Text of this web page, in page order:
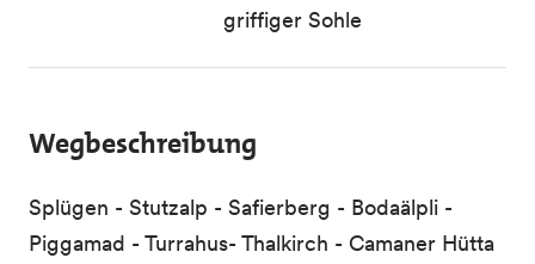
griffiger Sohle
Wegbeschreibung
Splügen - Stutzalp - Safierberg - Bodaälpli -
Piggamad - Turrahus- Thalkirch - Camaner Hütta